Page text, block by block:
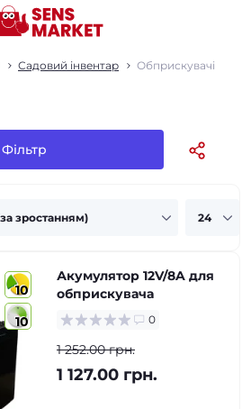
Садовий інвентар Обприскувачі
Фільтр
10
10
Акумулятор 12V/8A для
обприскувача
0
1 252.00 грн.
1 127.00 грн.